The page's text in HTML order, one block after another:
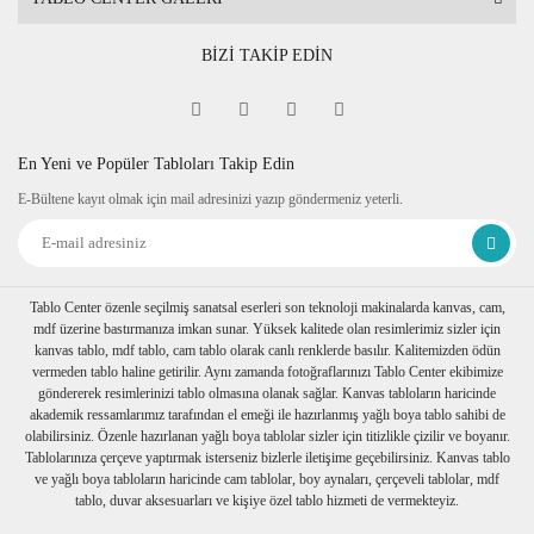
BİZİ TAKİP EDİN
En Yeni ve Popüler Tabloları Takip Edin
E-Bültene kayıt olmak için mail adresinizi yazıp göndermeniz yeterli.
Tablo Center özenle seçilmiş sanatsal eserleri son teknoloji makinalarda kanvas, cam,
mdf üzerine bastırmanıza imkan sunar. Yüksek kalitede olan resimlerimiz sizler için
kanvas tablo, mdf tablo, cam tablo olarak canlı renklerde basılır. Kalitemizden ödün
vermeden tablo haline getirilir. Aynı zamanda fotoğraflarınızı Tablo Center ekibimize
göndererek resimlerinizi tablo olmasına olanak sağlar. Kanvas tabloların haricinde
akademik ressamlarımız tarafından el emeği ile hazırlanmış yağlı boya tablo sahibi de
olabilirsiniz. Özenle hazırlanan yağlı boya tablolar sizler için titizlikle çizilir ve boyanır.
Tablolarınıza çerçeve yaptırmak isterseniz bizlerle iletişime geçebilirsiniz. Kanvas tablo
ve yağlı boya tabloların haricinde cam tablolar, boy aynaları, çerçeveli tablolar, mdf
tablo, duvar aksesuarları ve kişiye özel tablo hizmeti de vermekteyiz.